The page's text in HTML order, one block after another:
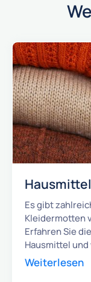
Es gibt
Kleidermotten
Erfahren Sie
Hausmittel und
Weiterlesen